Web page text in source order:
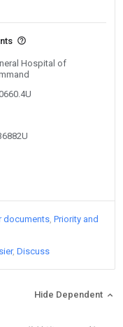
Hospital of
documents Priority and
Discuss
Hide Dependent